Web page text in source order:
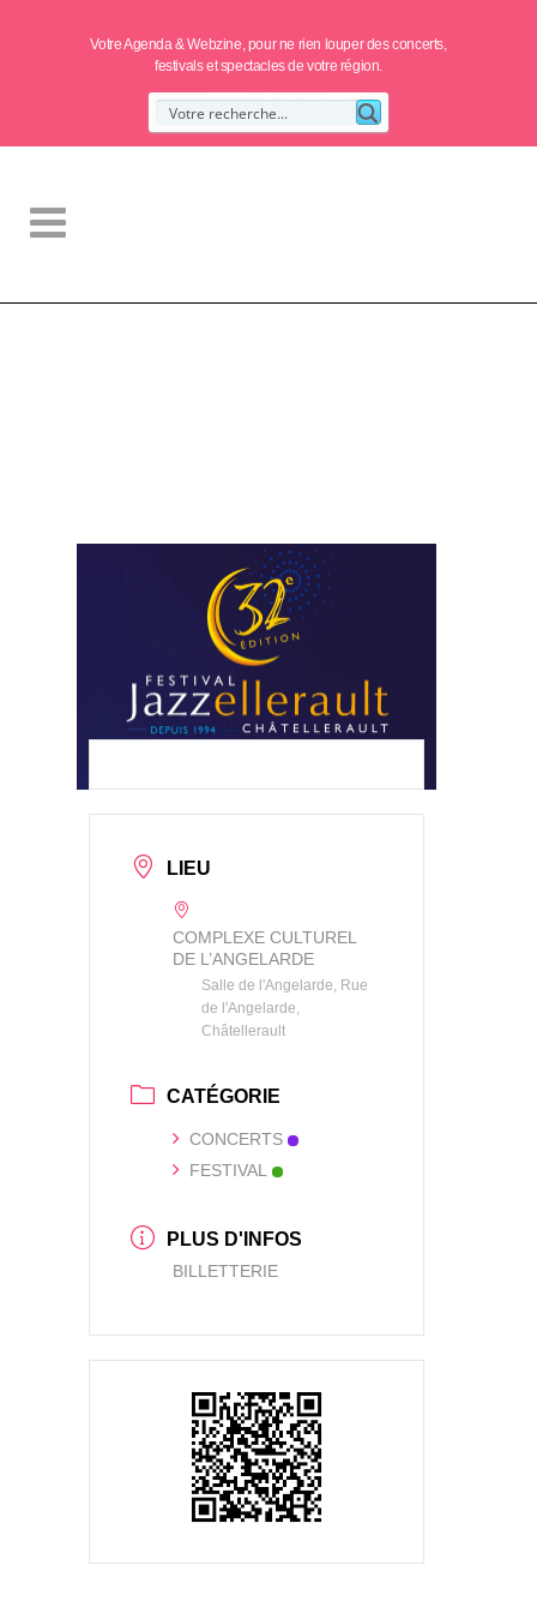
Votre Agenda & Webzine, pour ne rien louper des concerts,
festivals et spectacles de votre région.
LIEU
COMPLEXE CULTUREL
DE L’ANGELARDE
Salle de l'Angelarde, Rue
de l'Angelarde,
Châtellerault
CATÉGORIE
CONCERTS
FESTIVAL
PLUS D'INFOS
BILLETTERIE